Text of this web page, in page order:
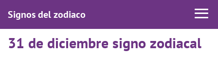
Signos del zodiaco
31 de diciembre signo zodiacal